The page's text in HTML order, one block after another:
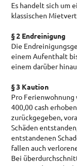
Es handelt sich um
klassischen
§ 2 Endreinigung
Die
einem Aufenthalt
einem darüber
§ 3 Kaution
Pro Ferienwohnung
400,00 cash
zurückgegeben,
Schäden
entstandenen
fallen auch
Bei